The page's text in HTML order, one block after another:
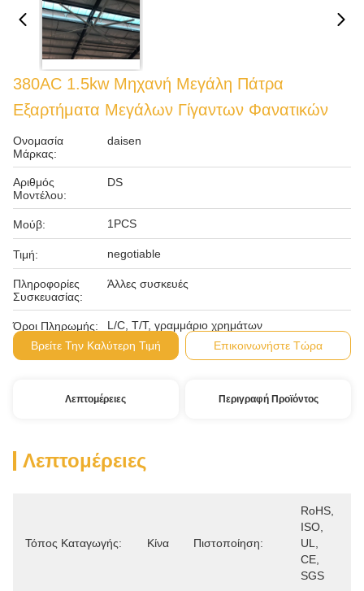
380AC 1.5kw Μηχανή Μεγάλη Πάτρα
Εξαρτήματα Μεγάλων Γίγαντων Φανατικών
Ονομασία
Μάρκας:
daisen
Αριθμός
Μοντέλου:
DS
Μούβ: 1PCS
Τιμή: negotiable
Πληροφορίες
Συσκευασίας:
Άλλες συσκευές
Όροι Πληρωμής:
L/C, T/T, γραμμάριο χρημάτων
Βρείτε Την Καλύτερη Τιμή
Επικοινωνήστε Τώρα
Λεπτομέρειες Περιγραφή Προϊόντος
Λεπτομέρειες
Τόπος Καταγωγής: Κίνα Πιστοποίηση:
RoHS,
ISO,
UL,
CE,
SGS